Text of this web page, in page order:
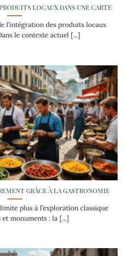
locaux dans une carte
l’intégration des produits locaux
le contexte actuel [...]
grâce à la gastronomie
plus à l’exploration classique
et monuments : la [...]